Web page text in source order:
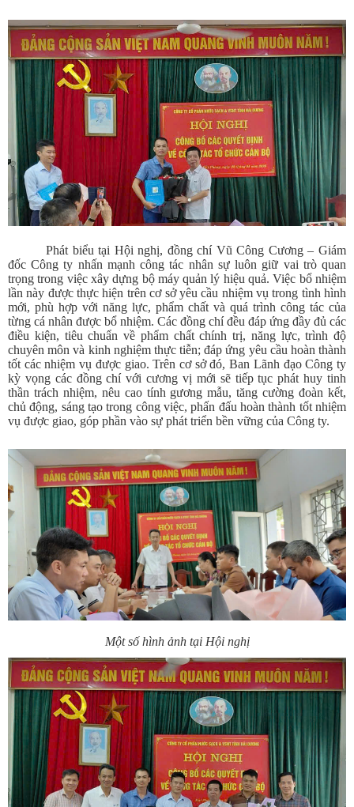
Phát biểu tại Hội nghị, đồng chí Vũ Công Cương – Giám
đốc Công ty nhấn mạnh công tác nhân sự luôn giữ vai trò quan
trọng trong việc xây dựng bộ máy quản lý hiệu quả. Việc bổ nhiệm
lần này được thực hiện trên cơ sở yêu cầu nhiệm vụ trong tình hình
mới, phù hợp với năng lực, phẩm chất và quá trình công tác của
từng cá nhân được bổ nhiệm. Các đồng chí đều đáp ứng đầy đủ các
điều kiện, tiêu chuẩn về phẩm chất chính trị, năng lực, trình độ
chuyên môn và kinh nghiệm thực tiễn; đáp ứng yêu cầu hoàn thành
tốt các nhiệm vụ được giao. Trên cơ sở đó, Ban Lãnh đạo Công ty
kỳ vọng các đồng chí với cương vị mới sẽ tiếp tục phát huy tinh
thần trách nhiệm, nêu cao tính gương mẫu, tăng cường đoàn kết,
chủ động, sáng tạo trong công việc, phấn đấu hoàn thành tốt nhiệm
vụ được giao, góp phần vào sự phát triển bền vững của Công ty.
Một số hình ảnh tại Hội nghị